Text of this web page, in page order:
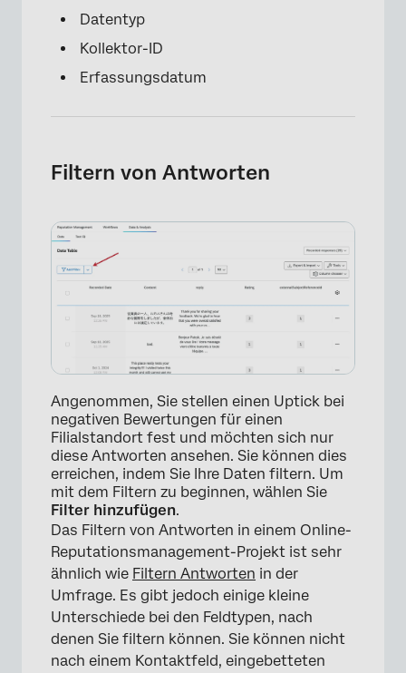
Datentyp
Kollektor-ID
Erfassungsdatum
Filtern von Antworten
Angenommen, Sie stellen einen Uptick bei
negativen Bewertungen für einen
Filialstandort fest und möchten sich nur
diese Antworten ansehen. Sie können dies
erreichen, indem Sie Ihre Daten filtern. Um
mit dem Filtern zu beginnen, wählen Sie
Filter hinzufügen.
Das Filtern von Antworten in einem Online-
Reputationsmanagement-Projekt ist sehr
ähnlich wie Filtern Antworten in der
Umfrage. Es gibt jedoch einige kleine
Unterschiede bei den Feldtypen, nach
denen Sie filtern können. Sie können nicht
nach einem Kontaktfeld, eingebetteten